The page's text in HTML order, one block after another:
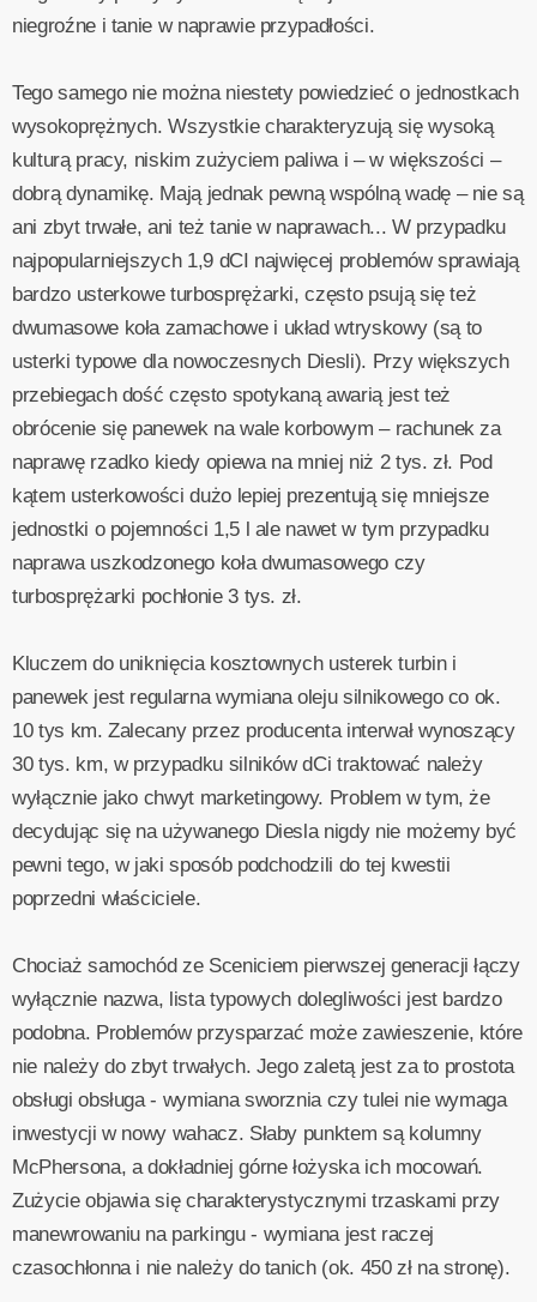
niegroźne i tanie w naprawie przypadłości.
Tego samego nie można niestety powiedzieć o jednostkach
wysokoprężnych. Wszystkie charakteryzują się wysoką
kulturą pracy, niskim zużyciem paliwa i – w większości –
dobrą dynamikę. Mają jednak pewną wspólną wadę – nie są
ani zbyt trwałe, ani też tanie w naprawach... W przypadku
najpopularniejszych 1,9 dCI najwięcej problemów sprawiają
bardzo usterkowe turbosprężarki, często psują się też
dwumasowe koła zamachowe i układ wtryskowy (są to
usterki typowe dla nowoczesnych Diesli). Przy większych
przebiegach dość często spotykaną awarią jest też
obrócenie się panewek na wale korbowym – rachunek za
naprawę rzadko kiedy opiewa na mniej niż 2 tys. zł. Pod
kątem usterkowości dużo lepiej prezentują się mniejsze
jednostki o pojemności 1,5 l ale nawet w tym przypadku
naprawa uszkodzonego koła dwumasowego czy
turbosprężarki pochłonie 3 tys. zł.
Kluczem do uniknięcia kosztownych usterek turbin i
panewek jest regularna wymiana oleju silnikowego co ok.
10 tys km. Zalecany przez producenta interwał wynoszący
30 tys. km, w przypadku silników dCi traktować należy
wyłącznie jako chwyt marketingowy. Problem w tym, że
decydując się na używanego Diesla nigdy nie możemy być
pewni tego, w jaki sposób podchodzili do tej kwestii
poprzedni właściciele.
Chociaż samochód ze Sceniciem pierwszej generacji łączy
wyłącznie nazwa, lista typowych dolegliwości jest bardzo
podobna. Problemów przysparzać może zawieszenie, które
nie należy do zbyt trwałych. Jego zaletą jest za to prostota
obsługi obsługa - wymiana sworznia czy tulei nie wymaga
inwestycji w nowy wahacz. Słaby punktem są kolumny
McPhersona, a dokładniej górne łożyska ich mocowań.
Zużycie objawia się charakterystycznymi trzaskami przy
manewrowaniu na parkingu - wymiana jest raczej
czasochłonna i nie należy do tanich (ok. 450 zł na stronę).